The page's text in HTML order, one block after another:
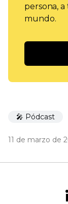
persona,
mundo.
🎤 Pódcast
11 de marzo de